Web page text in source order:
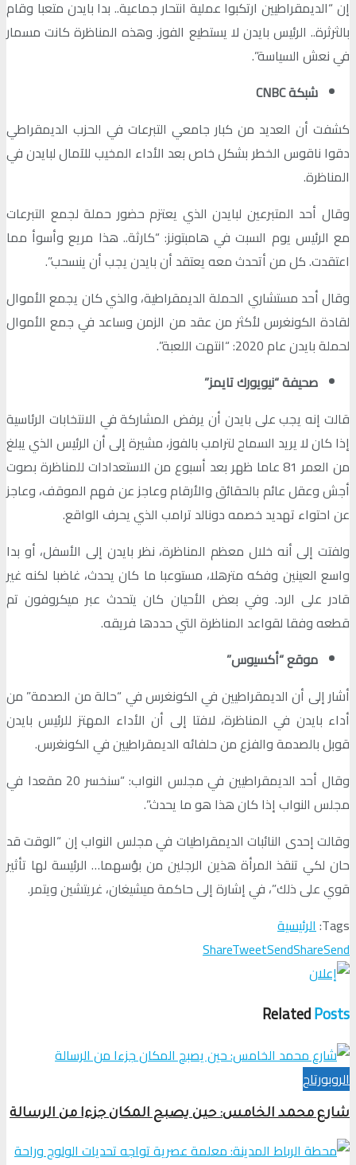
إن “الديمقراطيين ارتكبوا عملية انتحار جماعية.. بدا بايدن متعبا وقام
بالثرثرة.. الرئيس بايدن لا يستطيع الفوز. وهذه المناظرة كانت مسمار
في نعش السياسة”.
شبكة CNBC
كشفت أن العديد من كبار جامعي التبرعات في الحزب الديمقراطي
دقوا ناقوس الخطر بشكل خاص بعد الأداء المخيب للآمال لبايدن في
المناظرة.
وقال أحد المتبرعين لبايدن الذي يعتزم حضور حملة لجمع التبرعات
مع الرئيس يوم السبت في هامبتونز: “كارثة.. هذا مريع وأسوأ مما
اعتقدت. كل من أتحدث معه يعتقد أن بايدن يجب أن ينسحب”.
وقال أحد مستشاري الحملة الديمقراطية، والذي كان يجمع الأموال
لقادة الكونغرس لأكثر من عقد من الزمن وساعد في جمع الأموال
لحملة بايدن عام 2020: “انتهت اللعبة”.
صحيفة “نيويورك تايمز”
قالت إنه يجب على بايدن أن يرفض المشاركة في الانتخابات الرئاسية
إذا كان لا يريد السماح لترامب بالفوز، مشيرة إلى أن الرئيس الذي يبلغ
من العمر 81 عاما ظهر بعد أسبوع من الاستعدادات للمناظرة بصوت
أجش وعقل عائم بالحقائق والأرقام وعاجز عن فهم الموقف، وعاجز
عن احتواء تهديد خصمه دونالد ترامب الذي يحرف الواقع.
ولفتت إلى أنه خلال معظم المناظرة، نظر بايدن إلى الأسفل، أو بدا
واسع العينين وفكه مترهلا، مستوعبا ما كان يحدث، غاضبا لكنه غير
قادر على الرد. وفي بعض الأحيان كان يتحدث عبر ميكروفون تم
قطعه وفقا لقواعد المناظرة التي حددها فريقه.
موقع “أكسيوس”
أشار إلى أن الديمقراطيين في الكونغرس في “حالة من الصدمة” من
أداء بايدن في المناظرة، لافتا إلى أن الأداء المهتز للرئيس بايدن
قوبل بالصدمة والفزع من حلفائه الديمقراطيين في الكونغرس.
وقال أحد الديمقراطيين في مجلس النواب: “سنخسر 20 مقعدا في
مجلس النواب إذا كان هذا هو ما يحدث”.
وقالت إحدى النائبات الديمقراطيات في مجلس النواب إن “الوقت قد
حان لكي تنقذ المرأة هذين الرجلين من بؤسهما… الرئيسة لها تأثير
قوي على ذلك”، في إشارة إلى حاكمة ميشيغان، غريتشين ويتمر.
Tags: الرئيسية
ShareTweetSendShareSend
RelatedPosts
الروبورتاج
شارع محمد الخامس: حين يصبح المكان جزءا من الرسالة